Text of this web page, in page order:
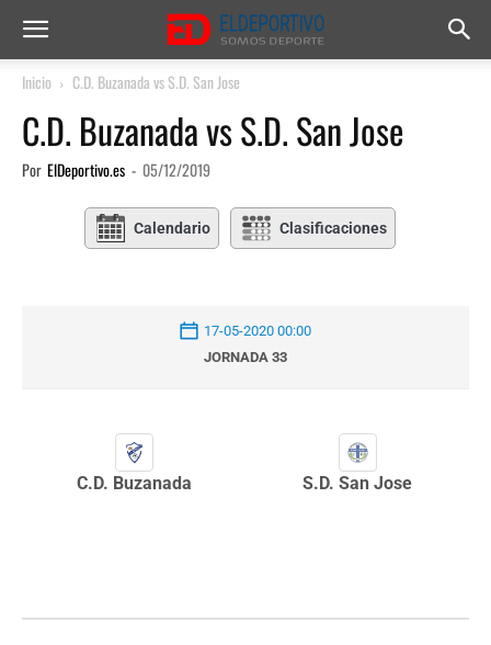
Inicio C.D. Buzanada vs S.D. San Jose
C.D. Buzanada vs S.D. San Jose
Por ElDeportivo.es - 05/12/2019
Calendario Clasificaciones
17-05-2020 00:00
JORNADA 33
C.D. Buzanada S.D. San Jose